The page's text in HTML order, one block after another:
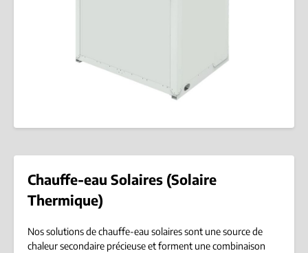
Chauffe-eau Solaires (Solaire
Thermique)
Nos solutions de chauffe-eau solaires sont une source de
chaleur secondaire précieuse et forment une combinaison